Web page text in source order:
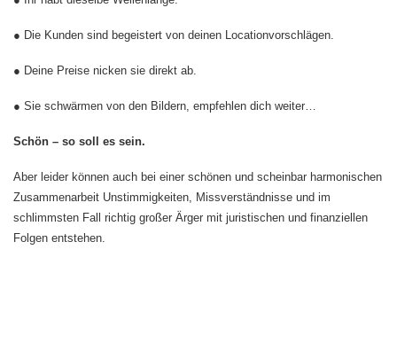
● Die Kunden sind begeistert von deinen Locationvorschlägen.
● Deine Preise nicken sie direkt ab.
● Sie schwärmen von den Bildern, empfehlen dich weiter…
Schön – so soll es sein.
Aber leider können auch bei einer schönen und scheinbar harmonischen
Zusammenarbeit Unstimmigkeiten, Missverständnisse und im
schlimmsten Fall richtig großer Ärger mit juristischen und finanziellen
Folgen entstehen.